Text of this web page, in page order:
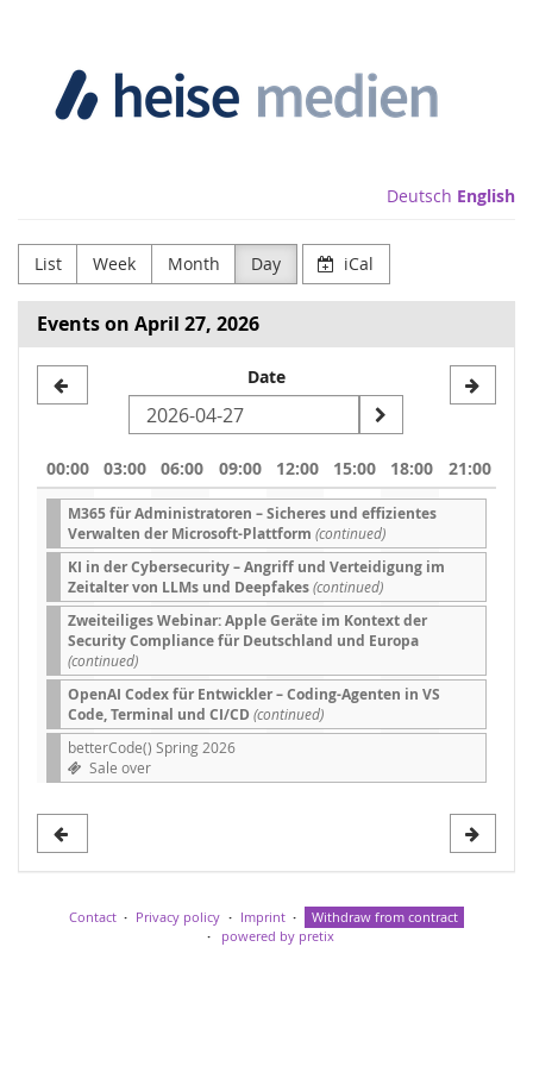
content
Medien
Co.
KG
Deutsch English
List Week Month Day iCal
Events on April 27, 2026
to
display
Date
00:00 03:00 06:00 09:00 12:00 15:00 18:00 21:00
M365 für Administratoren – Sicheres und effizientes
Verwalten der Microsoft-Plattform (continued)
KI in der Cybersecurity – Angriff und Verteidigung im
Zeitalter von LLMs und Deepfakes(continued)
Zweiteiliges Webinar: Apple Geräte im Kontext der
Security Compliance für Deutschland und Europa
(continued)
OpenAI Codex für Entwickler – Coding-Agenten in VS
Code, Terminal und CI/CD (continued)
betterCode() Spring 2026
Sale over
Contact Privacy policy Imprint
Withdraw from contract
powered by pretix